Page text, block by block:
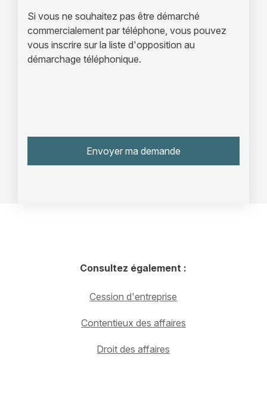
Si vous ne souhaitez pas être démarché
commercialement par téléphone, vous pouvez
vous inscrire sur la liste d'opposition au
démarchage téléphonique.
Consultez également :
Cession d'entreprise
Contentieux des affaires
Droit des affaires